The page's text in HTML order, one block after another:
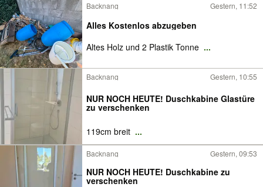
Backnang Gestern, 11:52
Alles Kostenlos abzugeben
Altes Holz und 2 Plastik Tonne ...
Backnang Gestern, 10:55
NUR NOCH HEUTE! Duschkabine Glastüre
zu verschenken
119cm breit ...
Backnang Gestern, 09:53
NUR NOCH HEUTE! Duschkabine zu
verschenken